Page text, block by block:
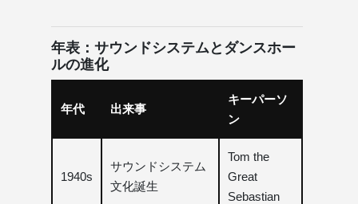
年表：サウンドシステムとダンスホー
ルの進化
年代 出来事
キーパーソ
ン
1940s
サウンドシステム
文化誕生
Tom the
Great
Sebastian